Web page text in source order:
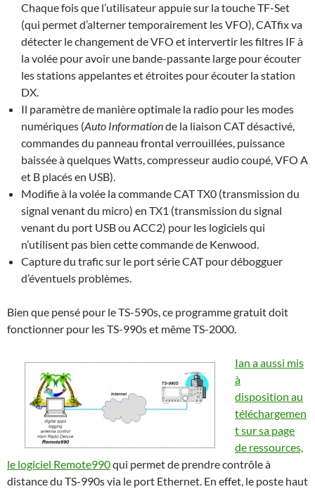
Chaque fois que l’utilisateur appuie sur la touche TF-Set
(qui permet d’alterner temporairement les VFO), CATfix va
détecter le changement de VFO et intervertir les filtres IF à
la volée pour avoir une bande-passante large pour écouter
les stations appelantes et étroites pour écouter la station
DX.
Il paramètre de manière optimale la radio pour les modes
numériques (Auto Informationde la liaison CAT désactivé,
commandes du panneau frontal verrouillées, puissance
baissée à quelques Watts, compresseur audio coupé, VFO A
et B placés en USB).
Modifie à la volée la commande CAT TX0 (transmission du
signal venant du micro) en TX1 (transmission du signal
venant du port USB ou ACC2) pour les logiciels qui
n’utilisent pas bien cette commande de Kenwood.
Capture du trafic sur le port série CAT pour débogguer
d’éventuels problèmes.
Bien que pensé pour le TS-590s, ce programme gratuit doit
fonctionner pour les TS-990s et même TS-2000.
Ian a aussi mis
à
disposition au
téléchargemen
tsur sa page
de ressources,
le logiciel Remote990qui permet de prendre contrôle à
distance du TS-990s via le port Ethernet. En effet, le poste haut